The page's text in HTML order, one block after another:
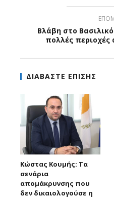
Βλάβη στο
πολλές
ΔΙΑΒΑΣΤΕ ΕΠΙΣΗΣ
Κώστας Κουμής: Τα
σενάρια
απομάκρυνσης που
δεν δικαιολογούσε η